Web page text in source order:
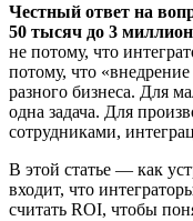
Честный ответ на
50 тысяч до 3
не потому, что
потому, что
разного бизнеса. Для
одна задача. Для
сотрудниками,
В этой статье — как
входит, что
считать ROI, чтобы